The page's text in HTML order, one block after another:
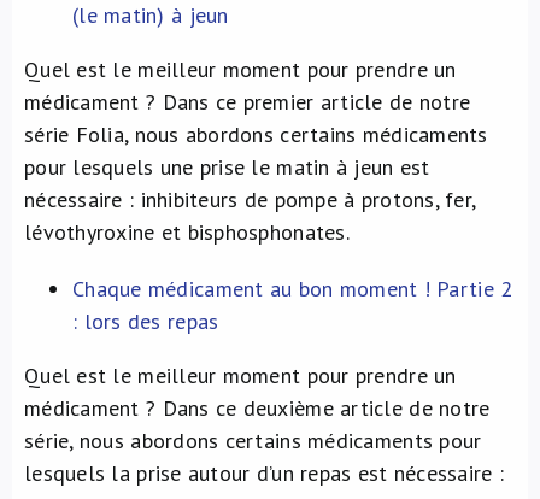
(le matin) à jeun
Quel est le meilleur moment pour prendre un
médicament ? Dans ce premier article de notre
série Folia, nous abordons certains médicaments
pour lesquels une prise le matin à jeun est
nécessaire : inhibiteurs de pompe à protons, fer,
lévothyroxine et bisphosphonates.
Chaque médicament au bon moment ! Partie 2
: lors des repas
Quel est le meilleur moment pour prendre un
médicament ? Dans ce deuxième article de notre
série, nous abordons certains médicaments pour
lesquels la prise autour d’un repas est nécessaire :